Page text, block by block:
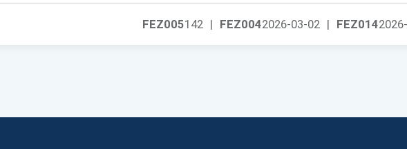
FEZ014
FEZ0042026-03-02 |
FEZ005142 |